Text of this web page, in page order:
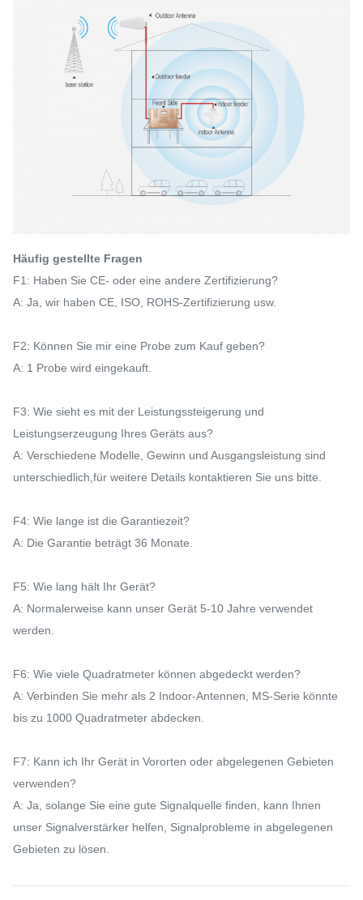
Häufig gestellte Fragen
F1: Haben Sie CE- oder eine andere Zertifizierung?
A: Ja, wir haben CE, ISO, ROHS-Zertifizierung usw.
F2: Können Sie mir eine Probe zum Kauf geben?
A: 1 Probe wird eingekauft.
F3: Wie sieht es mit der Leistungssteigerung und
Leistungserzeugung Ihres Geräts aus?
A: Verschiedene Modelle, Gewinn und Ausgangsleistung sind
unterschiedlich,für weitere Details kontaktieren Sie uns bitte.
F4: Wie lange ist die Garantiezeit?
A: Die Garantie beträgt 36 Monate.
F5: Wie lang hält Ihr Gerät?
A: Normalerweise kann unser Gerät 5-10 Jahre verwendet
werden.
F6: Wie viele Quadratmeter können abgedeckt werden?
A: Verbinden Sie mehr als 2 Indoor-Antennen, MS-Serie könnte
bis zu 1000 Quadratmeter abdecken.
F7: Kann ich Ihr Gerät in Vororten oder abgelegenen Gebieten
verwenden?
A: Ja, solange Sie eine gute Signalquelle finden, kann Ihnen
unser Signalverstärker helfen, Signalprobleme in abgelegenen
Gebieten zu lösen.